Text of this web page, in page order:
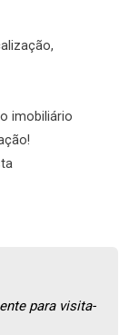
imobiliário
para visita-